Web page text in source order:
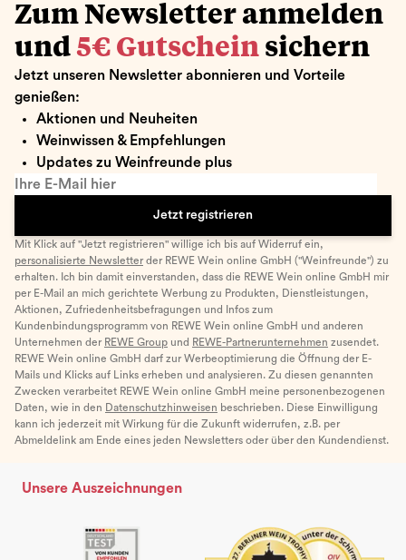
Zum Newsletter anmelden
und 5€ Gutschein sichern
Jetzt unseren Newsletter abonnieren und Vorteile
genießen:
Aktionen und Neuheiten
Weinwissen & Empfehlungen
Updates zu Weinfreunde plus
Ihre E-Mail hier
Jetzt registrieren
Mit Klick auf "Jetzt registrieren" willige ich bis auf Widerruf ein,
personalisierte Newsletter der REWE Wein online GmbH ("Weinfreunde") zu
erhalten. Ich bin damit einverstanden, dass die REWE Wein online GmbH mir
per E-Mail an mich gerichtete Werbung zu Produkten, Dienstleistungen,
Aktionen, Zufriedenheitsbefragungen und Infos zum
Kundenbindungsprogramm von REWE Wein online GmbH und anderen
Unternehmen der REWE Group und REWE-Partnerunternehmen zusendet.
REWE Wein online GmbH darf zur Werbeoptimierung die Öffnung der E-
Mails und Klicks auf Links erheben und analysieren. Zu diesen genannten
Zwecken verarbeitet REWE Wein online GmbH meine personenbezogenen
Daten, wie in den Datenschutzhinweisen beschrieben. Diese Einwilligung
kann ich jederzeit mit Wirkung für die Zukunft widerrufen, z.B. per
Abmeldelink am Ende eines jeden Newsletters oder über den Kundendienst.
Unsere Auszeichnungen